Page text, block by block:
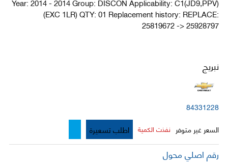
(EXC 1LR) QTY: 01 Replacement history: REPLACE:
25819672 -> 25928797
نبريج
84331228
السعر غير متوفر نفذت الكمية اطلب تسعيرة
رقم اصلي محول